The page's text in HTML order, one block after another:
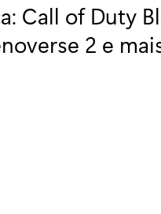
Call of Duty
2 e